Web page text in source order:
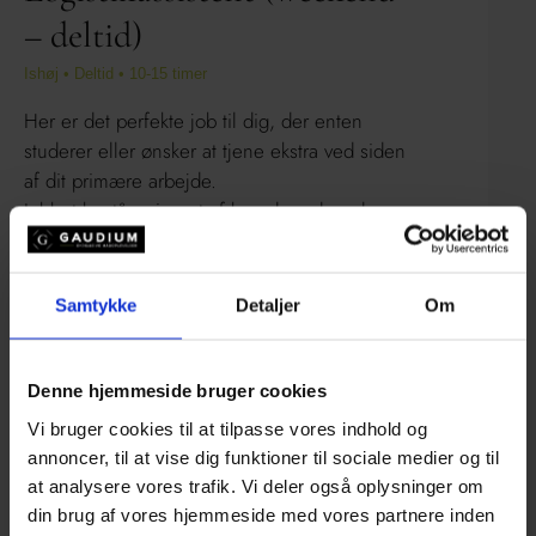
Samtykke Detaljer Om
Denne hjemmeside bruger cookies
Vi bruger cookies til at tilpasse vores indhold og
annoncer, til at vise dig funktioner til sociale medier og til
at analysere vores trafik. Vi deler også oplysninger om
din brug af vores hjemmeside med vores partnere inden
– deltid)
Ishøj • Deltid • 10-15 timer
Her er det perfekte job til dig, der enten
studerer eller ønsker at tjene ekstra ved siden
af dit primære arbejde.
Jobbet består primært af kørsel med mad,
pakning og udlevering af mad til vores fest
Der er mulighed for at få mange timer på få
studiejob. Vi planlægger timer og til rådighed
i samarbejde med dig, så vi sikrer god
fleksibilitet i jobbet.